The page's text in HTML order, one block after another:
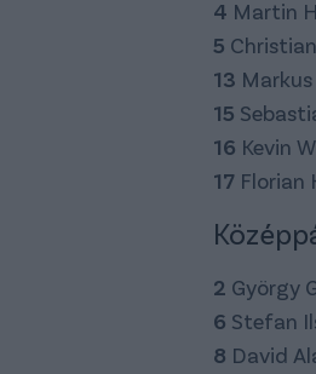
4 Martin
5
13
15
16 Kevin
17 Florian
2 György
6 Stefan
8 David